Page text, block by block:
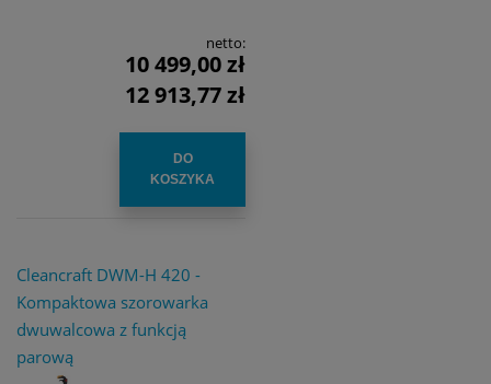
netto:
10 499,00 zł
12 913,77 zł
DO
KOSZYKA
Cleancraft DWM-H 420 -
Kompaktowa szorowarka
dwuwalcowa z funkcją
parową